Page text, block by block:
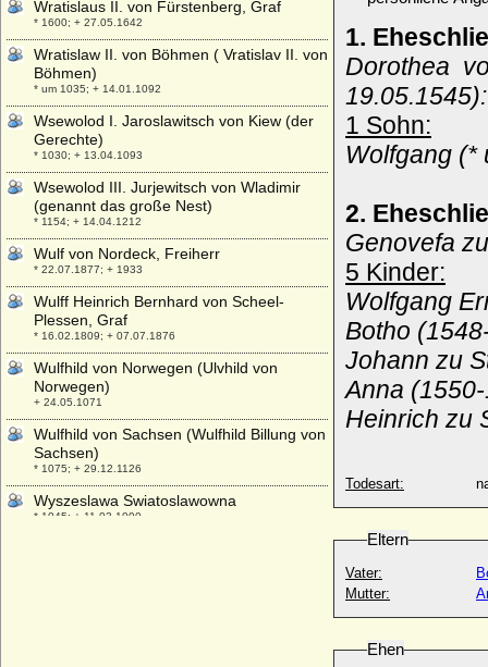
1.
Dorothea
19.05.1545):
1 Sohn:
Wolfgang (*
2.
Genovefa
5 Kinder:
Wolfgang
Botho
Johann zu
Anna
Heinrich zu
Todesart:
Eltern
Vater:
Mutter:
Ehen
Wratislaus II. von Fürstenberg, Graf
* 1600; + 27.05.1642
Wratislaw II. von Böhmen ( Vratislav II. von
Böhmen)
* um 1035; + 14.01.1092
Wsewolod I. Jaroslawitsch von Kiew (der
Gerechte)
* 1030; + 13.04.1093
Wsewolod III. Jurjewitsch von Wladimir
(genannt das große Nest)
* 1154; + 14.04.1212
Wulf von Nordeck, Freiherr
* 22.07.1877; + 1933
Wulff Heinrich Bernhard von Scheel-
Plessen, Graf
* 16.02.1809; + 07.07.1876
Wulfhild von Norwegen (Ulvhild von
Norwegen)
+ 24.05.1071
Wulfhild von Sachsen (Wulfhild Billung von
Sachsen)
* 1075; + 29.12.1126
Wyszeslawa Swiatoslawowna
* 1045; + 11.03.1090